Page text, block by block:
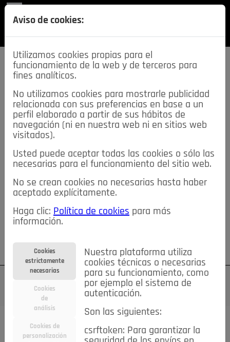
SECCIONES
descarga esta
REVISTA
≡NOTICIAS
NOTICIAS SERVICIOS DE INTERÉS
TABLÓN DE ANUNCIOS MIS ANUNCIOS CONTACTO
NOSOTROS
Su cuenta Regístrese ¿Olvidó su contraseña?
Todas las noticias..
#TePrestoMisOjos Caridad
Ciencia&Tecnología
Aviso de cookies:
Utilizamos cookies propias para el
funcionamiento de la web y de terceros para
fines analíticos.
No utilizamos cookies para mostrarle publicidad
relacionada con sus preferencias en base a un
perfil elaborado a partir de sus hábitos de
navegación (ni en nuestra web ni en sitios web
visitados).
Usted puede aceptar todas las cookies o sólo las
necesarias para el funcionamiento del sitio web.
No se crean cookies no necesarias hasta haber
aceptado explícitamente.
Haga clic: Política de cookies para más
información.
Cookies
estrictamente
necesarias
Cookies
de
análisis
Cookies de
personalización
Nuestra plataforma utiliza
cookies técnicas o necesarias
para su funcionamiento, como
por ejemplo el sistema de
autenticación.
Son las siguientes:
csrftoken: Para garantizar la